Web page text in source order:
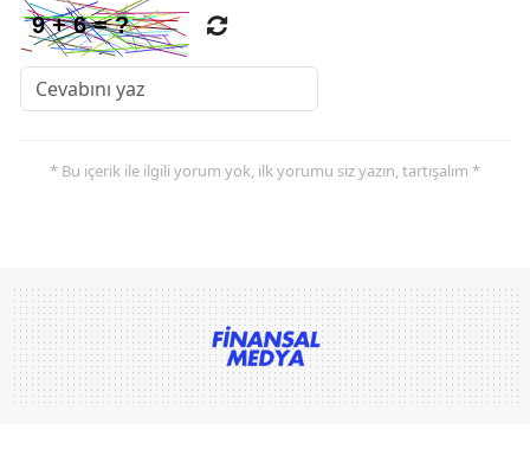
* Bu içerik ile ilgili yorum yok, ilk yorumu siz yazın, tartışalım *